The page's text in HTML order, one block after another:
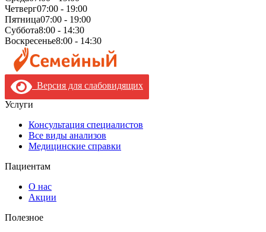
Четверг07:00 - 19:00
Пятница07:00 - 19:00
Суббота8:00 - 14:30
Воскресенье8:00 - 14:30
Версия для слабовидящих
Услуги
Консультация специалистов
Все виды анализов
Медицинские справки
Пациентам
О нас
Акции
Полезное